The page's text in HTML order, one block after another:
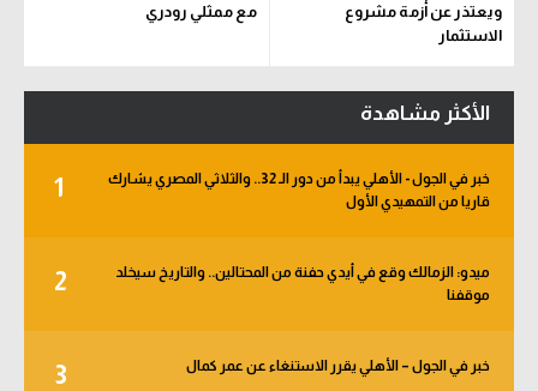
ويعتذر عن أزمة مشروع
الاستثمار
مع ممثلي رودري
الأكثر مشاهدة
1
خبر في الجول - الأهلي يبدأ من دور الـ 32.. والثلاثي المصري يشارك
قاريا من التمهيدي الأول
2
ميدو: الزمالك وقع في أيدي حفنة من المحتالين.. والتاريخ سيخلد
موقفنا
3 خبر في الجول – الأهلي يقرر الاستنغاء عن عمر كمال